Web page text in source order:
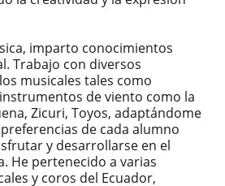
imparto conocimientos
Trabajo con diversos
musicales tales como
de viento como la
Zicuri, Toyos, adaptándome
de cada alumno
y desarrollarse en el
He pertenecido a varias
y coros del Ecuador,